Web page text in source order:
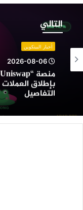
التالي
“Uniswap”
تطلق
جديدة
تسمح
بإطلاق
شبكة
“Robinhood”:
أخبار البيتكوين
2026-08-06
التفاصيل